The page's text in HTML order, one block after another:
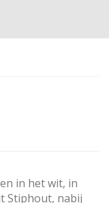
in het wit, in
Stiphout, nabij